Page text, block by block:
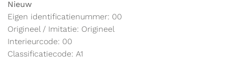
Nieuw
Eigen identificatienummer: 00
Origineel / Imitatie: Origineel
Interieurcode: 00
Classificatiecode: A1